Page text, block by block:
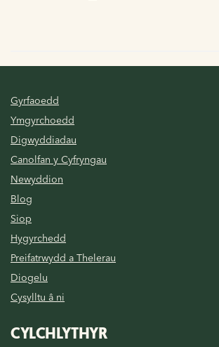
Gyrfaoedd
Ymgyrchoedd
Digwyddiadau
Canolfan y Cyfryngau
Newyddion
Blog
Siop
Hygyrchedd
Preifatrwydd a Thelerau
Diogelu
Cysylltu â ni
CYLCHLYTHYR